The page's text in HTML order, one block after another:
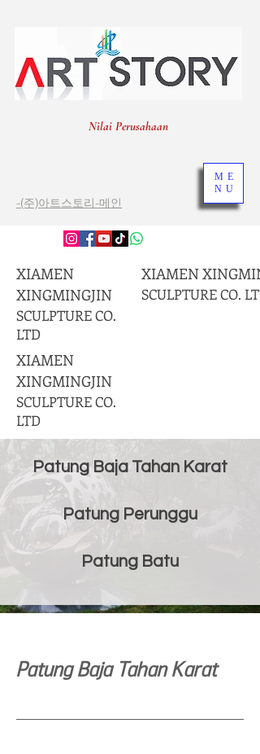
Nilai Perusahaan
-(주)아트스토리-메인
XIAMEN
SCULPTURE CO. LTD
ME
NU
XIAMEN
XINGMINGJIN
SCULPTURE CO.
LTD
XIAMEN
XINGMINGJIN
SCULPTURE CO.
LTD
Patung Baja Tahan Karat
Patung Perunggu
Patung Batu
Patung Baja Tahan Karat